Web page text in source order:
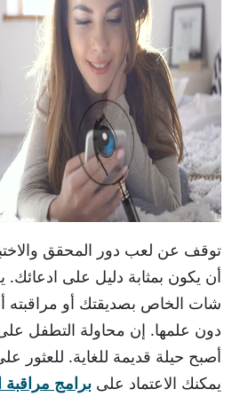
توقف عن لعب دور المحقق
أن يكون بمثابة دليل على
شات الخاص بصديقتك أو مراقبته
دون علمها. إن محاولة التطفل
أصبح حيلة قديمة للغاية. للعثور
يمكنك الاعتماد على برامج مراقبة